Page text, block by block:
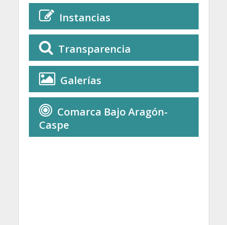
Instancias
Transparencia
Galerías
Comarca Bajo Aragón-
Caspe